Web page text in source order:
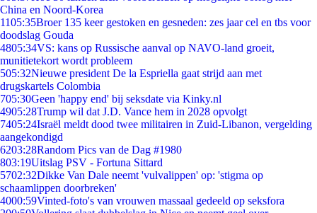
China en Noord-Korea
1105:35Broer 135 keer gestoken en gesneden: zes jaar cel en tbs voor
doodslag Gouda
4805:34VS: kans op Russische aanval op NAVO-land groeit,
munitietekort wordt probleem
505:32Nieuwe president De la Espriella gaat strijd aan met
drugskartels Colombia
705:30Geen 'happy end' bij seksdate via Kinky.nl
4905:28Trump wil dat J.D. Vance hem in 2028 opvolgt
7405:24Israël meldt dood twee militairen in Zuid-Libanon, vergelding
aangekondigd
6203:28Random Pics van de Dag #1980
803:19Uitslag PSV - Fortuna Sittard
5702:32Dikke Van Dale neemt 'vulvalippen' op: 'stigma op
schaamlippen doorbreken'
4000:59Vinted-foto's van vrouwen massaal gedeeld op seksfora